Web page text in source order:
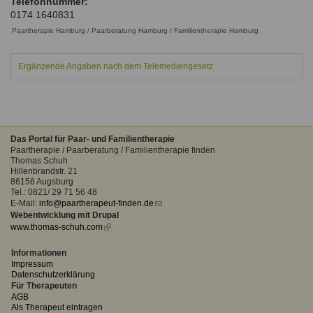
Familienthemen
Seminare und Kurse
Fortbildungen
Ausbildungsinstitute
Fortbildungen
Liste der Fachverbände
Passwort*
vergessen?
Anmelden
Sitemap
Links
Formular zur Registrierung
0174 1640831
Paartherapie Hamburg / Paarberatung Hamburg / Familientherapie Hamburg
Ergänzende Angaben nach dem Telemediengesetz
Das Portal für Paar- und Familientherapie
Paartherapie / Paarberatung / Familientherapie finden
Thomas Schuh
Hillenbrandstr. 21
86156 Augsburg
Tel.: 0821/ 29 71 56 48
E-Mail: info@paartherapeut-finden.de (link
Webentwicklung mit Drupal
www.thomas-schuh.com(link
Informationen
Impressum
Datenschutzerklärung
Für Therapeuten
AGB
Als Therapeut eintragen